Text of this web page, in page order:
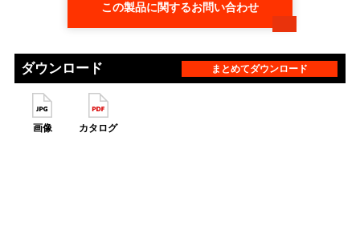
この製品に関するお問い合わせ
ダウンロード まとめてダウンロード
画像 カタログ